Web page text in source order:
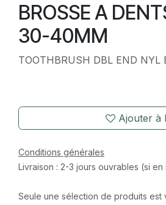
BROSSE A
30-40MM
TOOTHBRUSH DBL END
Ajouter à
Conditions générales
Livraison : 2-3 jours ouvrables (si en
Seule une sélection de produits est